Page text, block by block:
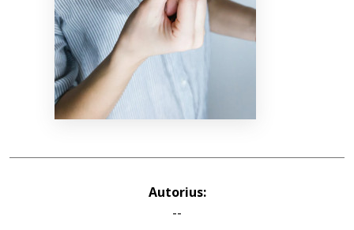
+370 667 80 541
info@elvislab.lt
Autorius:
--